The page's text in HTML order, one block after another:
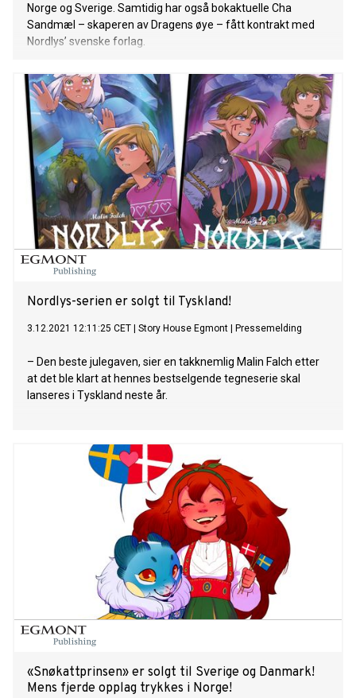
Norge og Sverige. Samtidig har også bokaktuelle Cha
Sandmæl – skaperen av Dragens øye – fått kontrakt med
Nordlys’ svenske forlag.
Nordlys-serien er solgt til Tyskland!
3.12.2021 12:11:25 CET Story House Egmont Pressemelding
– Den beste julegaven, sier en takknemlig Malin Falch etter
at det ble klart at hennes bestselgende tegneserie skal
lanseres i Tyskland neste år.
«Snøkattprinsen» er solgt til Sverige og Danmark!
Mens fjerde opplag trykkes i Norge!